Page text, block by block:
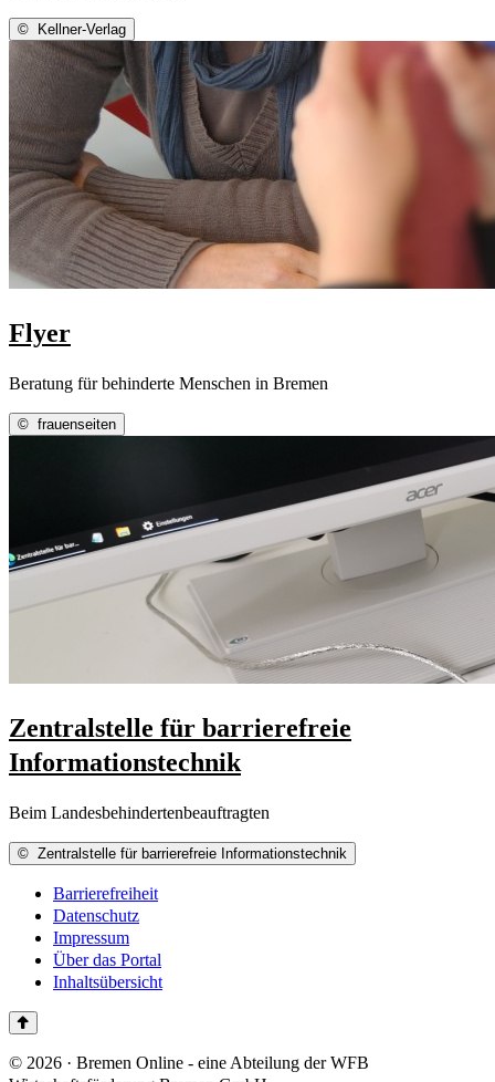
© Kellner-Verlag
Flyer
Beratung für behinderte Menschen in Bremen
© frauenseiten
Zentralstelle für barrierefreie
Informationstechnik
Beim Landesbehindertenbeauftragten
© Zentralstelle für barrierefreie Informationstechnik
Barrierefreiheit
Datenschutz
Impressum
Über das Portal
Inhaltsübersicht
© 2026 · Bremen Online - eine Abteilung der WFB